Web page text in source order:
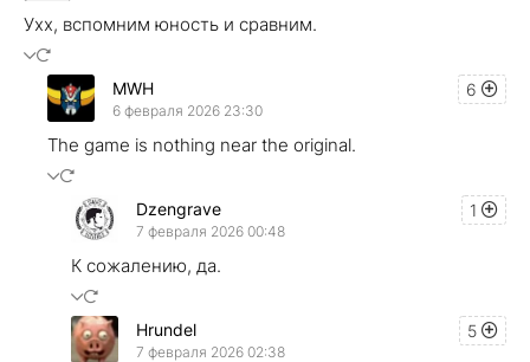
Ухх, вспомним юность и сравним.
6
MWH
6 февраля 2026 23:30
The game is nothing near the original.
1
Dzengrave
7 февраля 2026 00:48
К сожалению, да.
5
Hrundel
7 февраля 2026 02:38